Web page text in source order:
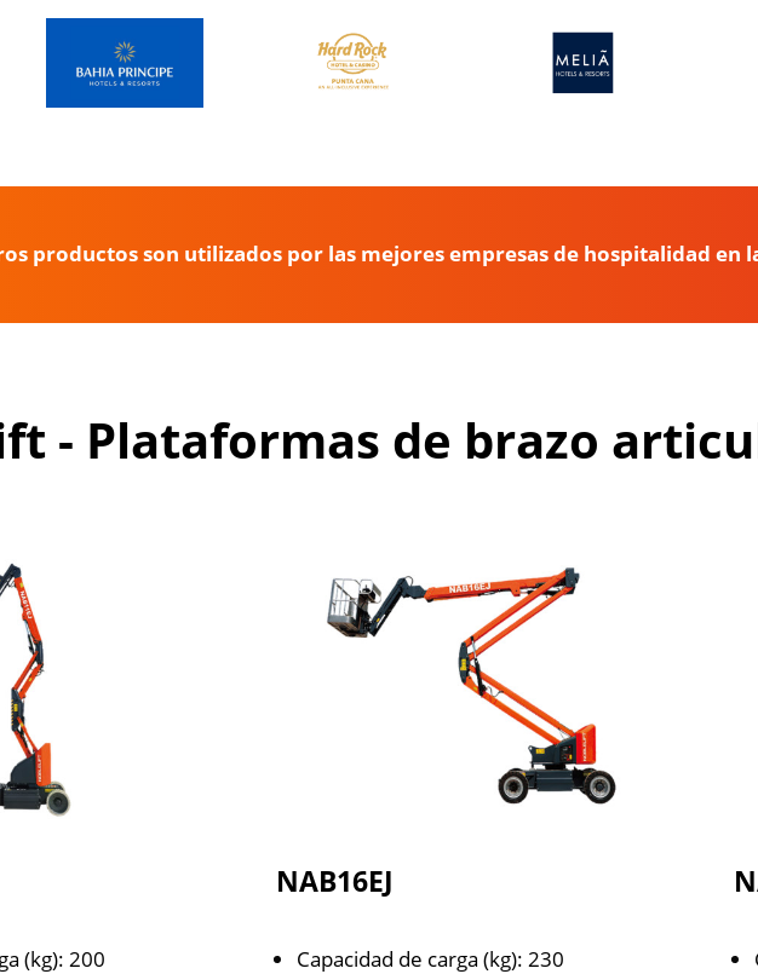
productos son utilizados por las mejores empresas de hospitalidad en
- Plataformas de brazo
(kg): 200
NAB16EJ
Capacidad de carga (kg): 230